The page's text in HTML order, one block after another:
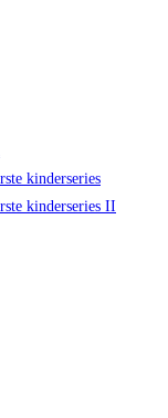
kinderseries
kinderseries II